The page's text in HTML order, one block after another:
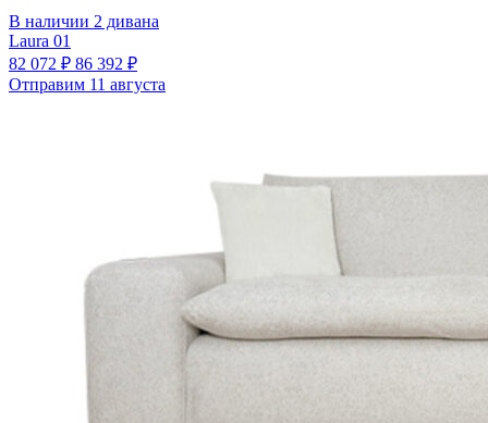
В наличии 2 дивана
Laura 01
82 072 ₽ 86 392 ₽
Отправим 11 августа